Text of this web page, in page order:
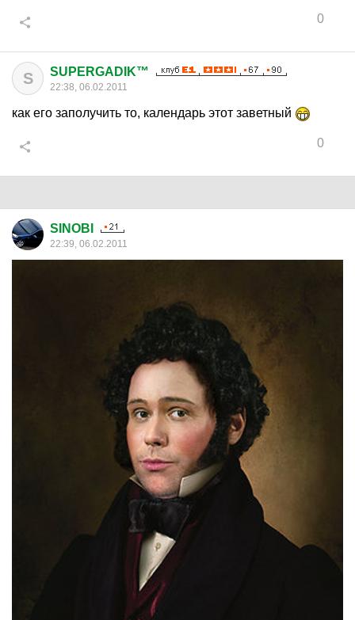
0
S SUPERGADIK™
22:38, 06.02.2011
как его заполучить то, календарь этот заветный
0
SINOBI
22:39, 06.02.2011